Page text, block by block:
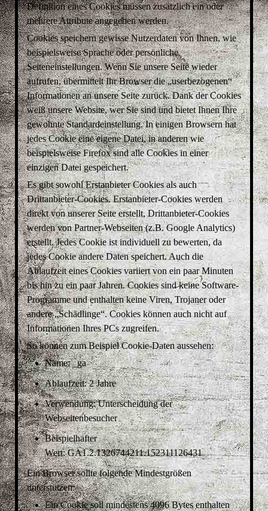
Definition eines Cookies müssen zusätzlich ein oder
mehrere Attribute angegeben werden.
Cookies speichern gewisse Nutzerdaten von Ihnen, wie
beispielsweise Sprache oder persönliche
Seiteneinstellungen. Wenn Sie unsere Seite wieder
aufrufen, übermittelt Ihr Browser die „userbezogenen“
Informationen an unsere Seite zurück. Dank der Cookies
weiß unsere Website, wer Sie sind und bietet Ihnen Ihre
gewohnte Standardeinstellung. In einigen Browsern hat
jedes Cookie eine eigene Datei, in anderen wie
beispielsweise Firefox sind alle Cookies in einer
einzigen Datei gespeichert.
Es gibt sowohl Erstanbieter Cookies als auch
Drittanbieter-Cookies. Erstanbieter-Cookies werden
direkt von unserer Seite erstellt, Drittanbieter-Cookies
werden von Partner-Webseiten (z.B. Google Analytics)
erstellt. Jedes Cookie ist individuell zu bewerten, da
jedes Cookie andere Daten speichert. Auch die
Ablaufzeit eines Cookies variiert von ein paar Minuten
bis hin zu ein paar Jahren. Cookies sind keine Software-
Programme und enthalten keine Viren, Trojaner oder
andere „Schädlinge“. Cookies können auch nicht auf
Informationen Ihres PCs zugreifen.
So können zum Beispiel Cookie-Daten aussehen:
Name: _ga
Ablaufzeit: 2 Jahre
Verwendung: Unterscheidung der
Webseitenbesucher
Beispielhafter
Wert: GA1.2.1326744211.152311126431
Ein Browser sollte folgende Mindestgrößen
unterstützen:
Ein Cookie soll mindestens 4096 Bytes enthalten